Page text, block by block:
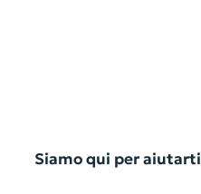
Siamo qui per aiutarti